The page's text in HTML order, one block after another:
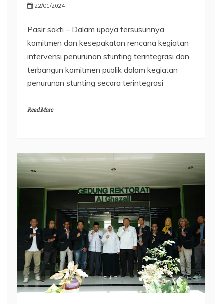
22/01/2024
Pasir sakti – Dalam upaya tersusunnya
komitmen dan kesepakatan rencana kegiatan
intervensi penurunan stunting terintegrasi dan
terbangun komitmen publik dalam kegiatan
penurunan stunting secara terintegrasi
Read More